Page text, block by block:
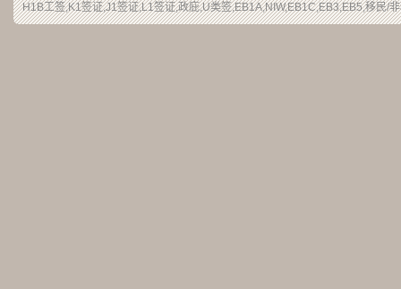
H1B工签,K1签证,J1签证,L1签证,政庇,U类签,EB1A,NIW,EB1C,EB3,EB5,移民/